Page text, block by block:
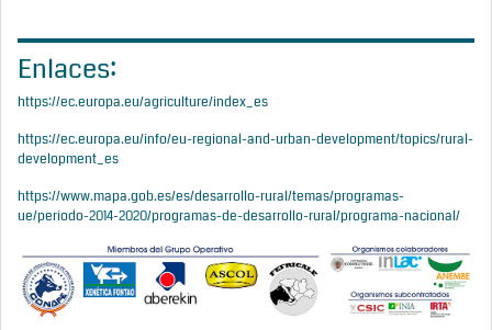
Enlaces:
https://ec.europa.eu/agriculture/index_es
https://ec.europa.eu/info/eu-regional-and-urban-development/topics/rural-
development_es
https://www.mapa.gob.es/es/desarrollo-rural/temas/programas-
ue/periodo-2014-2020/programas-de-desarrollo-rural/programa-nacional/